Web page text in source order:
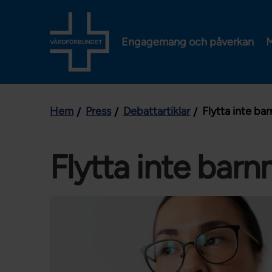
Engagemang och påverkan
Hem Press Debattartiklar Flytta inte
Flytta inte